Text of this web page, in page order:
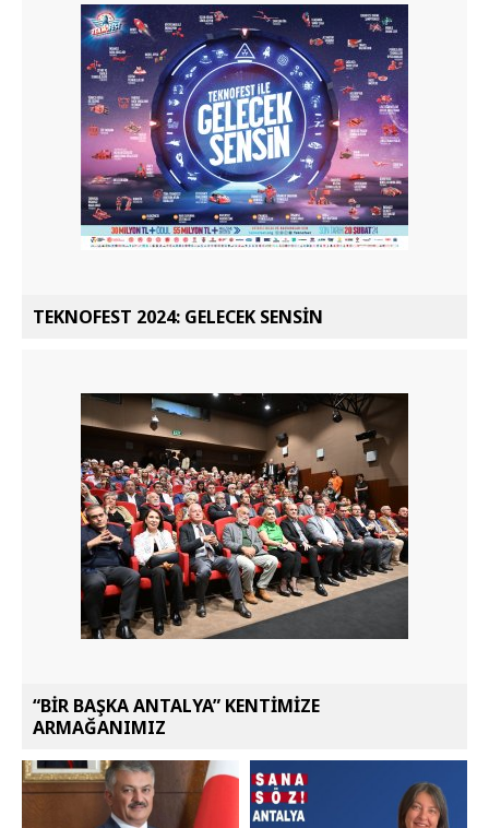
TEKNOFEST 2024: GELECEK SENSİN
“BİR BAŞKA ANTALYA” KENTİMİZE
ARMAĞANIMIZ